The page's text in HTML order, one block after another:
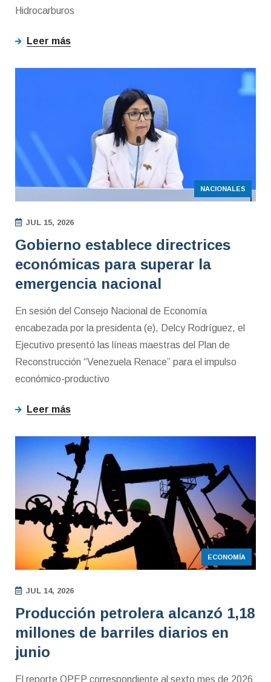
Hidrocarburos
Leer más
NACIONALES
JUL 15, 2026
Gobierno establece directrices
económicas para superar la
emergencia nacional
En sesión del Consejo Nacional de Economía
encabezada por la presidenta (e), Delcy Rodríguez, el
Ejecutivo presentó las líneas maestras del Plan de
Reconstrucción “Venezuela Renace” para el impulso
económico-productivo
Leer más
ECONOMÍA
JUL 14, 2026
Producción petrolera alcanzó 1,18
millones de barriles diarios en
junio
El reporte OPEP correspondiente al sexto mes de 2026